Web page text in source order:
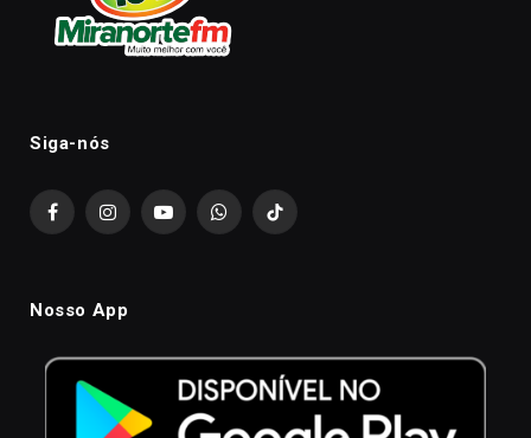
Siga-nós
FacebookInstagramYouTubeWhatsAppTikTok
Nosso App